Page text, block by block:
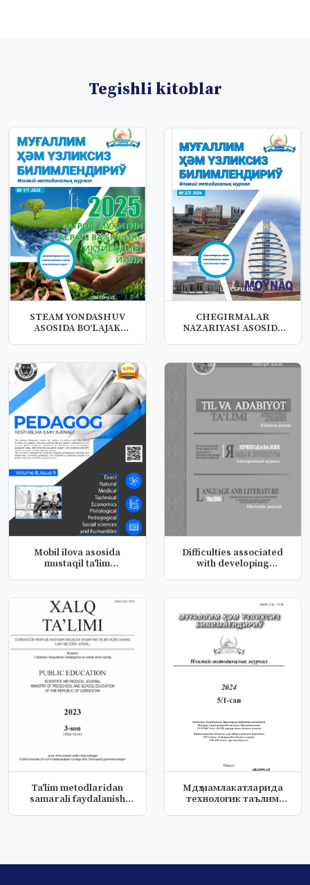
Tegishli kitoblar
STEAM YONDASHUV
ASOSIDA BO‘LAJAK
CHEGIRMALAR
NAZARIYASI ASOSIDA
Mobil ilova asosida
mustaqil ta'lim
Difficulties associated
with developing
Ta'lim metodlaridan
samarali faydalanish
Мдҳ мамлакатларида
технологик таълим